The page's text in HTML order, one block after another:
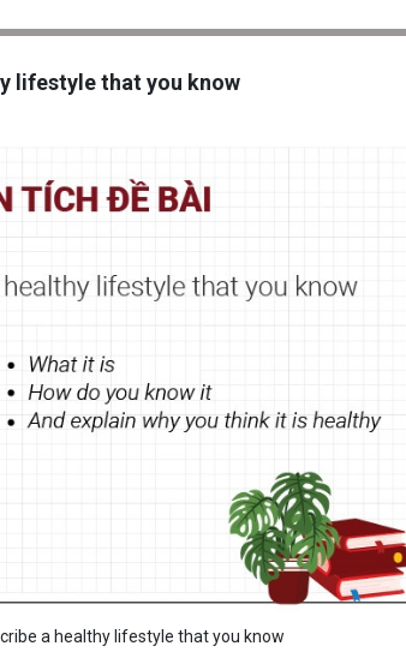
lifestyle that you know
a healthy lifestyle that you know